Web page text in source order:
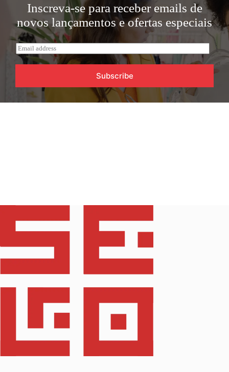
Inscreva-se para receber emails de
novos lançamentos e ofertas especiais
E
m
a
*
Subscribe